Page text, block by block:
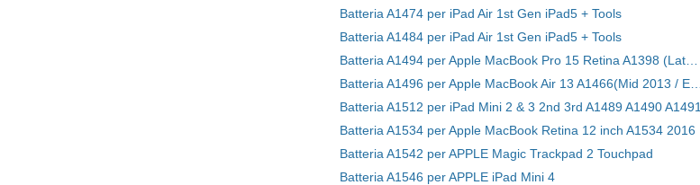
Batteria A1474 per iPad Air 1st Gen iPad5 + Tools
Batteria A1484 per iPad Air 1st Gen iPad5 + Tools
Batteria A1512 per iPad Mini 2 & 3 2nd 3rd A1489 A1490 A1491
Batteria A1534 per Apple MacBook Retina 12 inch A1534 2016
Batteria A1542 per APPLE Magic Trackpad 2 Touchpad
Batteria A1546 per APPLE iPad Mini 4